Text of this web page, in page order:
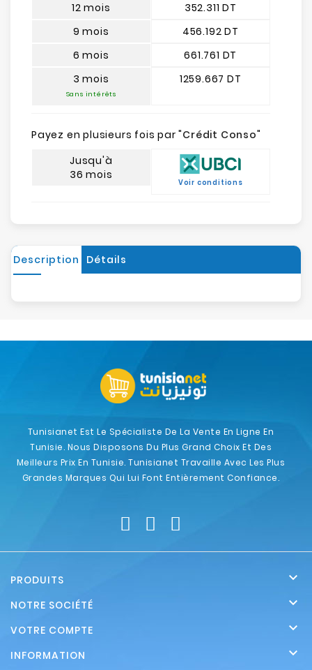
12 mois
9 mois
6 mois
3 mois
Sans intérêts
352.311 DT
456.192 DT
661.761 DT
1259.667 DT
Payez en plusieurs fois par "Crédit Conso"
Jusqu'à
36 mois
Voir conditions
Description Détails
Tunisianet Est Le Spécialiste De La Vente En Ligne En
Tunisie. Nous Disposons Du Plus Grand Choix Et Des
Meilleurs Prix En Tunisie. Tunisianet Travaille Avec Les Plus
Grandes Marques Qui Lui Font Entièrement Confiance.
PRODUITS 
NOTRE SOCIÉTÉ 
VOTRE COMPTE 
INFORMATION 